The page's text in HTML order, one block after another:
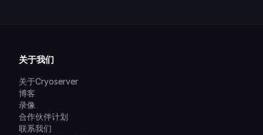
关于我们
关于Cryoserver
博客
录像
合作伙伴计划
联系我们